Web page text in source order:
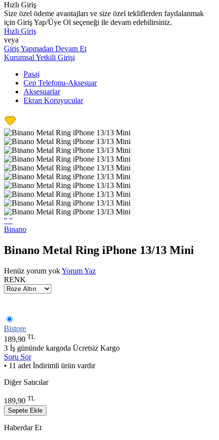
Hızlı Giriş
Size özel ödeme avantajları ve size özel tekliflerden faydalanmak
için Giriş Yap/Üye Ol seçeneği ile devam edebilirsiniz.
Hızlı Giriş
veya
Giriş Yapmadan Devam Et
Kurumsal Yetkili Girişi
Pasaj
Cep Telefonu-Aksesuar
Aksesuarlar
Ekran Koruyucular
" "
Binano
Binano Metal Ring iPhone 13/13 Mini
Henüz yorum yokYorum Yaz
RENK
Bistore
189,90 TL
3 İş gününde kargoda Ücretsiz Kargo
Soru Sor
• 11 adet İndirimli ürün vardır
Diğer Satıcılar
189,90 TL
Sepete Ekle
Haberdar Et